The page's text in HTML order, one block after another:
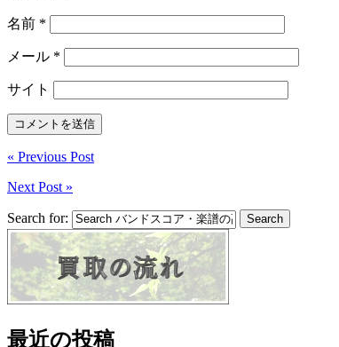
名前 *
メール *
サイト
« Previous Post
Next Post »
Search for:
最近の投稿